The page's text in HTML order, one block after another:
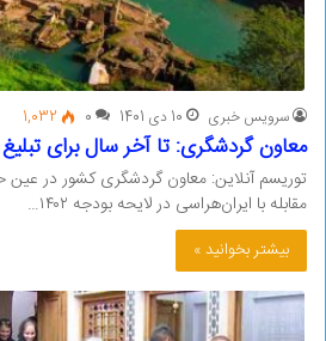
سرویس خبری 10 دی 1401 0
1,032
معاون گردشگری: تا آخر سال برای تبلیغ
توریسم آنلاین: معاون گردشگری کشور در عین
مقابله با ایران‌هراسی در لایحه بودجه ۱۴۰۲…
بیشتر بخوانید »